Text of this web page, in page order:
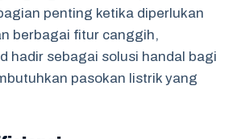
penting ketika diperlukan
berbagai fitur canggih,
hadir sebagai solusi handal bagi
pasokan listrik yang